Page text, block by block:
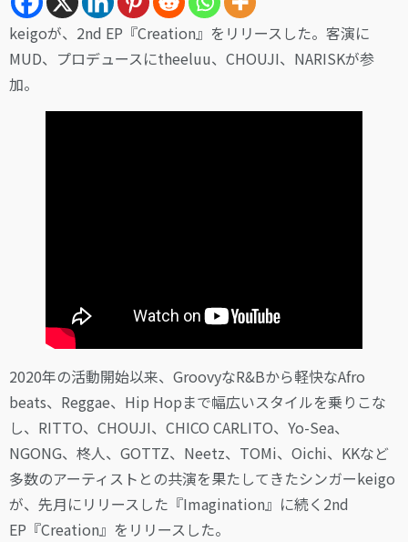
keigoが、2nd EP『Creation』をリリースした。客演に
MUD、プロデュースにtheeluu、CHOUJI、NARISKが参
加。
2020年の活動開始以来、GroovyなR&Bから軽快なAfro
beats、Reggae、Hip Hopまで幅広いスタイルを乗りこな
し、RITTO、CHOUJI、CHICO CARLITO、Yo-Sea、
NGONG、柊人、GOTTZ、Neetz、TOMi、Oichi、KKなど
多数のアーティストとの共演を果たしてきたシンガーkeigo
が、先月にリリースした『Imagination』に続く2nd
EP『Creation』をリリースした。